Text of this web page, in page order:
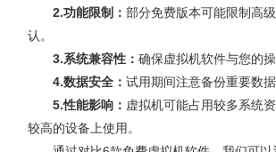
2.功能限制：部分免费版本可能限制高
认。
3.系统兼容性：确保虚拟机软件与您的操
4.数据安全：试用期间注意备份重要数据
5.性能影响： 虚拟机可能占用较多系统
较高的设备上使用。